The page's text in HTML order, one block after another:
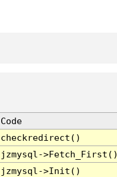
Code
checkredirect()
jzmysql-
jzmysql->Init()